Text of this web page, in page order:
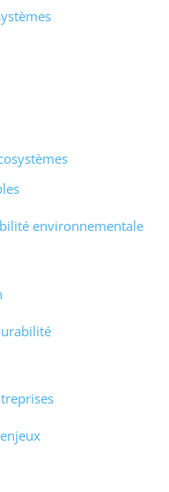
environnementale